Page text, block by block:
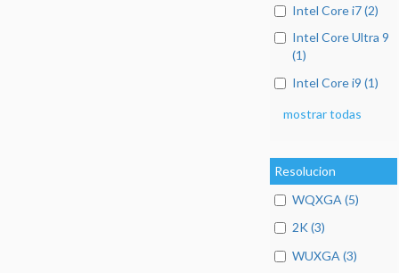
Intel Core i7 (2)
Intel Core Ultra 9
(1)
Intel Core i9 (1)
mostrar todas
Resolucion
WQXGA (5)
2K (3)
WUXGA (3)